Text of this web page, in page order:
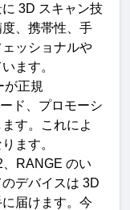
3D スキャン技
、携帯性、手
ッショナルや
ます。
が正規
ド、プロモーシ
す。これによ
ます。
RANGE のい
デバイスは
届けます。今